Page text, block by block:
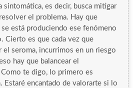
sintomática, es decir, busca mitigar
el problema. Hay que
está produciendo ese fenómeno
Cierto es que cada vez que
el seroma, incurrimos en un riesgo
hay que balancear el
te digo, lo primero es
Estaré encantado de valorarte si lo